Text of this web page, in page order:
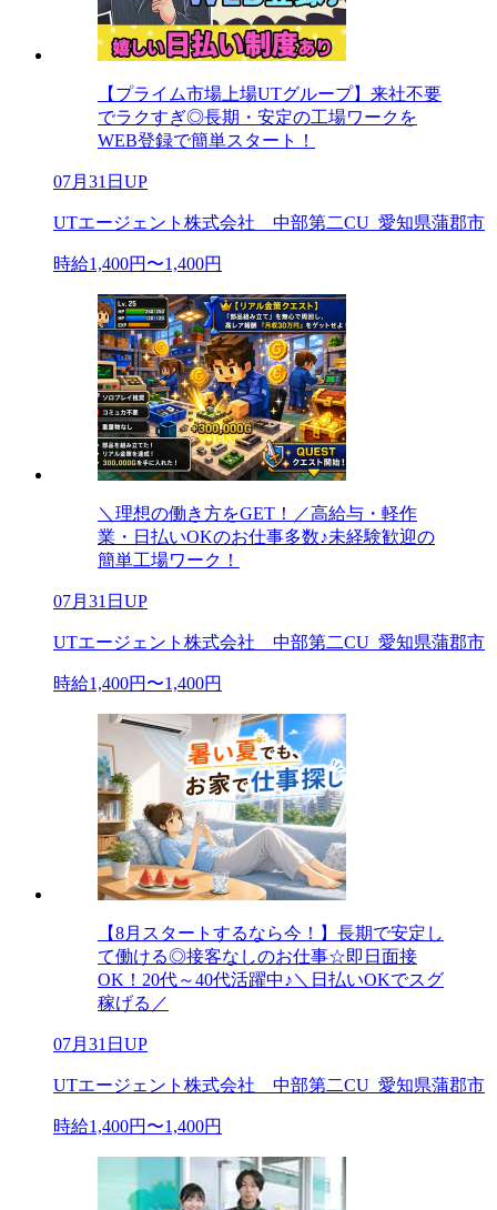
【プライム市場上場UTグループ】来社不要
でラクすぎ◎長期・安定の工場ワークを
WEB登録で簡単スタート！
07月31日UP
UTエージェント株式会社 中部第二CU_愛知県蒲郡市
時給1,400円〜1,400円
＼理想の働き方をGET！／高給与・軽作
業・日払いOKのお仕事多数♪未経験歓迎の
簡単工場ワーク！
07月31日UP
UTエージェント株式会社 中部第二CU_愛知県蒲郡市
時給1,400円〜1,400円
【8月スタートするなら今！】長期で安定し
て働ける◎接客なしのお仕事☆即日面接
OK！20代～40代活躍中♪＼日払いOKでスグ
稼げる／
07月31日UP
UTエージェント株式会社 中部第二CU_愛知県蒲郡市
時給1,400円〜1,400円